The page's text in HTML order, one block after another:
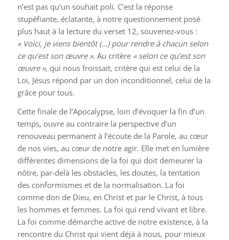
n’est pas qu’un souhait poli. C’est la réponse
stupéfiante, éclatante, à notre questionnement posé
plus haut à la lecture du verset 12, souvenez-vous :
« Voici, je viens bientôt (…) pour rendre à chacun selon
ce qu’est son œuvre ». Au critère « selon ce qu’est son
œuvre », qui nous froissait, critère qui est celui de la
Loi, Jésus répond par un don inconditionnel, celui de la
grâce pour tous.
Cette finale de l’Apocalypse, loin d’évoquer la fin d’un
temps, ouvre au contraire la perspective d’un
renouveau permanent à l’écoute de la Parole, au cœur
de nos vies, au cœur de notre agir. Elle met en lumière
différentes dimensions de la foi qui doit demeurer la
nôtre, par-delà les obstacles, les doutes, la tentation
des conformismes et de la normalisation. La foi
comme don de Dieu, en Christ et par le Christ, à tous
les hommes et femmes. La foi qui rend vivant et libre.
La foi comme démarche active de notre existence, à la
rencontre du Christ qui vient déjà à nous, pour mieux